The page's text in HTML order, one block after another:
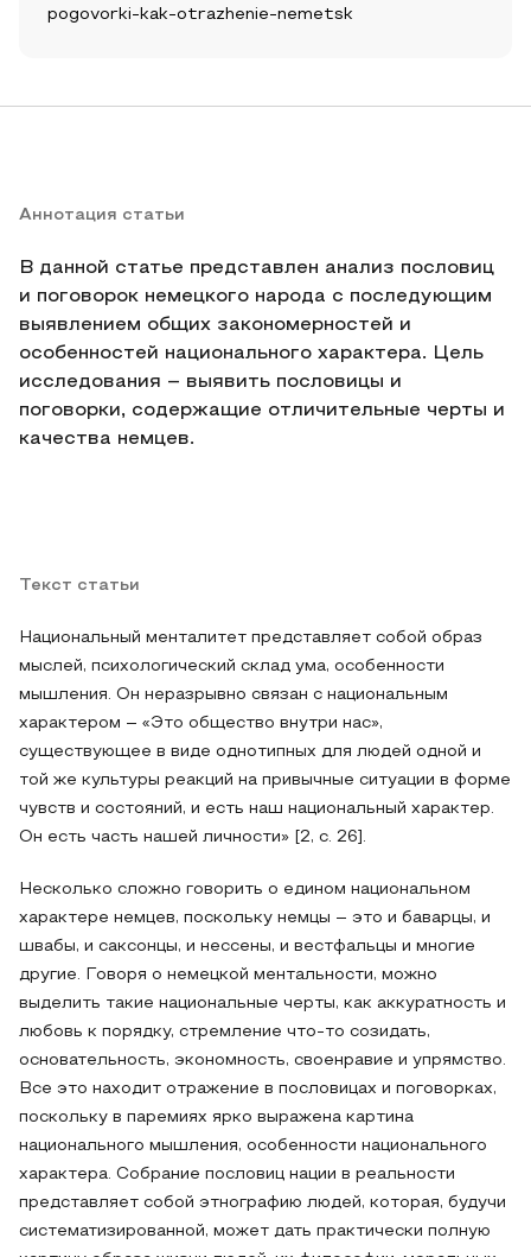
pogovorki-kak-otrazhenie-nemetsk
Аннотация статьи
В данной статье представлен анализ пословиц
и поговорок немецкого народа с последующим
выявлением общих закономерностей и
особенностей национального характера. Цель
исследования – выявить пословицы и
поговорки, содержащие отличительные черты и
качества немцев.
Текст статьи
Национальный менталитет представляет собой образ
мыслей, психологический склад ума, особенности
мышления. Он неразрывно связан с национальным
характером – «Это общество внутри нас»,
существующее в виде однотипных для людей одной и
той же культуры реакций на привычные ситуации в форме
чувств и состояний, и есть наш национальный характер.
Он есть часть нашей личности» [2, с. 26].
Несколько сложно говорить о едином национальном
характере немцев, поскольку немцы – это и баварцы, и
швабы, и саксонцы, и нессены, и вестфальцы и многие
другие. Говоря о немецкой ментальности, можно
выделить такие национальные черты, как аккуратность и
любовь к порядку, стремление что-то созидать,
основательность, экономность, своенравие и упрямство.
Все это находит отражение в пословицах и поговорках,
поскольку в паремиях ярко выражена картина
национального мышления, особенности национального
характера. Собрание пословиц нации в реальности
представляет собой этнографию людей, которая, будучи
систематизированной, может дать практически полную